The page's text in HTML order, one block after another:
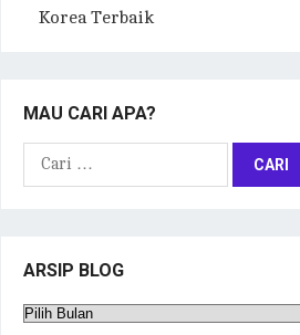
Korea Terbaik
MAU CARI APA?
Cari
ARSIP BLOG
Arsip